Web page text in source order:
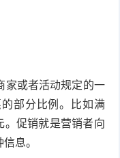
家或者活动规定的一
部分比例。比如满
。促销就是营销者向
息。